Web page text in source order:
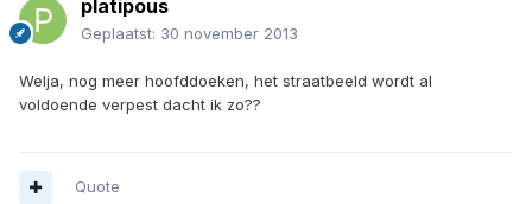
platipous
Geplaatst: 30 november 2013
Welja, nog meer hoofddoeken, het straatbeeld wordt al
voldoende verpest dacht ik zo??
Quote